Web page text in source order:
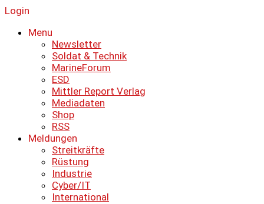
Login
Menu
Newsletter
Soldat & Technik
MarineForum
ESD
Mittler Report Verlag
Mediadaten
Shop
RSS
Meldungen
Streitkräfte
Rüstung
Industrie
Cyber/IT
International